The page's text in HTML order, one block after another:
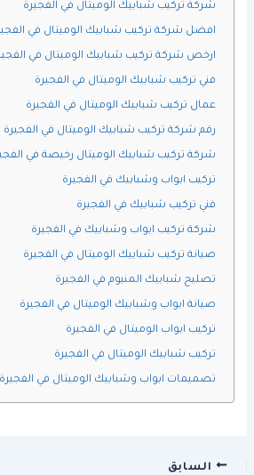
شركة تركيب شبابيك الوميتال في الفجيرة
افضل شركة تركيب شبابيك الوميتال في
ارخص شركة تركيب شبابيك الوميتال في
فني تركيب شبابيك الوميتال في الفجيرة
عمال تركيب شبابيك الوميتال في الفجيرة
رقم شركة تركيب شبابيك الوميتال في الفجيرة
شركة تركيب شبابيك الوميتال رخيصة في
تركيب ابواب وشبابيك في الفجيرة
فني تركيب شبابيك في الفجيرة
شركة تركيب ابواب وشبابيك في الفجيرة
صيانة تركيب شبابيك الوميتال في الفجيرة
تصليح شبابيك المنيوم في الفجيرة
صيانة ابواب وشبابيك الوميتال في الفجيرة
تركيب ابواب الوميتال في الفجيرة
تركيب شبابيك الوميتال في الفجيرة
تصميمات ابواب وشبابيك الوميتال في الفجيرة
السابق